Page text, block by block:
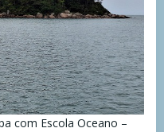
com Escola Oceano –